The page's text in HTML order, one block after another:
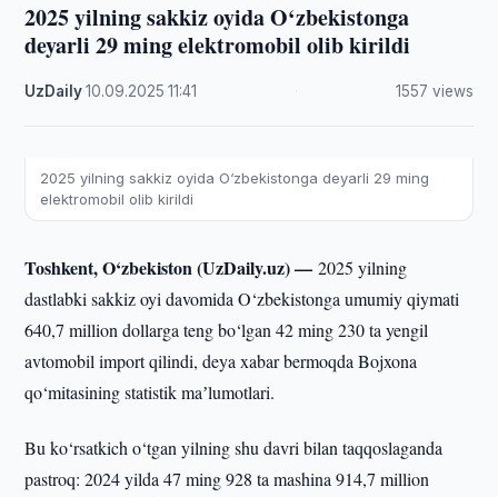
2025 yilning sakkiz oyida O‘zbekistonga
deyarli 29 ming elektromobil olib kirildi
UzDaily·10.09.2025 ·11:41 1557 views
2025 yilning sakkiz oyida O‘zbekistonga deyarli 29 ming
elektromobil olib kirildi
Toshkent, O‘zbekiston (UzDaily.uz) —2025 yilning
dastlabki sakkiz oyi davomida O‘zbekistonga umumiy qiymati
640,7 million dollarga teng bo‘lgan 42 ming 230 ta yengil
avtomobil import qilindi, deya xabar bermoqda Bojxona
qo‘mitasining statistik maʼlumotlari.
Bu ko‘rsatkich o‘tgan yilning shu davri bilan taqqoslaganda
pastroq: 2024 yilda 47 ming 928 ta mashina 914,7 million